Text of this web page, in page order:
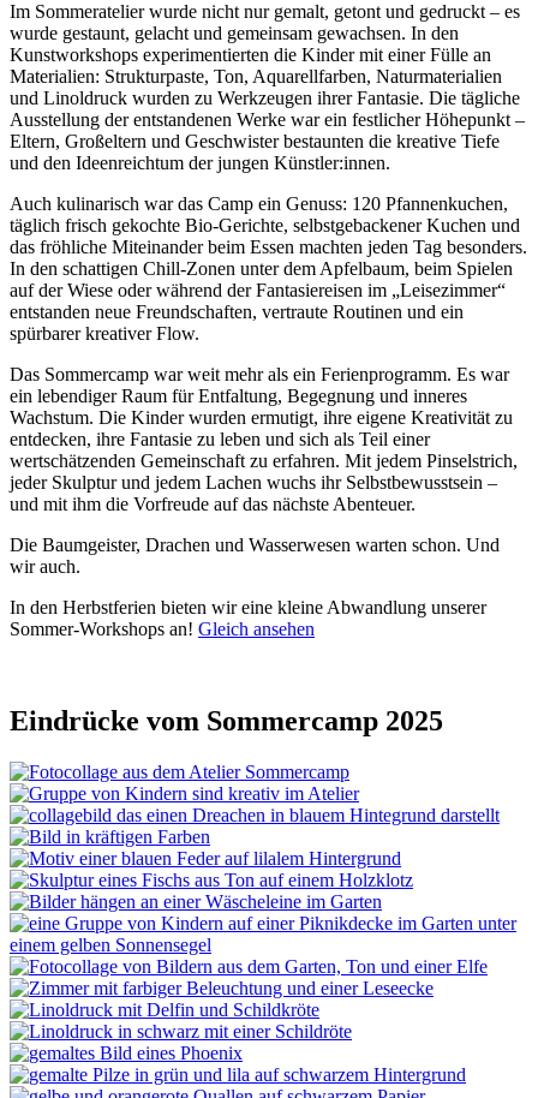
Im Sommeratelier wurde nicht nur gemalt, getont und gedruckt – es
wurde gestaunt, gelacht und gemeinsam gewachsen. In den
Kunstworkshops experimentierten die Kinder mit einer Fülle an
Materialien: Strukturpaste, Ton, Aquarellfarben, Naturmaterialien
und Linoldruck wurden zu Werkzeugen ihrer Fantasie. Die tägliche
Ausstellung der entstandenen Werke war ein festlicher Höhepunkt –
Eltern, Großeltern und Geschwister bestaunten die kreative Tiefe
und den Ideenreichtum der jungen Künstler:innen.
Auch kulinarisch war das Camp ein Genuss: 120 Pfannenkuchen,
täglich frisch gekochte Bio-Gerichte, selbstgebackener Kuchen und
das fröhliche Miteinander beim Essen machten jeden Tag besonders.
In den schattigen Chill-Zonen unter dem Apfelbaum, beim Spielen
auf der Wiese oder während der Fantasiereisen im „Leisezimmer“
entstanden neue Freundschaften, vertraute Routinen und ein
spürbarer kreativer Flow.
Das Sommercamp war weit mehr als ein Ferienprogramm. Es war
ein lebendiger Raum für Entfaltung, Begegnung und inneres
Wachstum. Die Kinder wurden ermutigt, ihre eigene Kreativität zu
entdecken, ihre Fantasie zu leben und sich als Teil einer
wertschätzenden Gemeinschaft zu erfahren. Mit jedem Pinselstrich,
jeder Skulptur und jedem Lachen wuchs ihr Selbstbewusstsein –
und mit ihm die Vorfreude auf das nächste Abenteuer.
Die Baumgeister, Drachen und Wasserwesen warten schon. Und
wir auch.
In den Herbstferien bieten wir eine kleine Abwandlung unserer
Sommer-Workshops an! Gleich ansehen
Eindrücke vom Sommercamp 2025